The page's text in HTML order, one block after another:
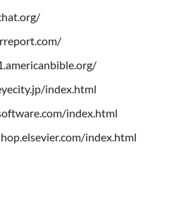
index.html
index.html
index.html